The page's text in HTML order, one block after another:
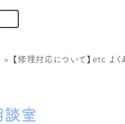
> 【修理対応について】etc よ
談室